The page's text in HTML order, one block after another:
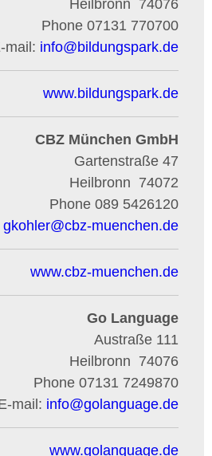
74076
Heilbronn
Phone 07131 770700
mail: info@bildungspark.de
www.bildungspark.de
CBZ München GmbH
Gartenstraße 47
74072
Heilbronn
Phone 089 5426120
gkohler@cbz-muenchen.de
www.cbz-muenchen.de
Go Language
Austraße 111
74076
Heilbronn
Phone 07131 7249870
mail: info@golanguage.de
www.golanguage.de